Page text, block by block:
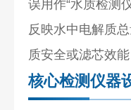
误用作“水质检测
反映水中电解质
质安全或滤芯效能
核心检测仪器